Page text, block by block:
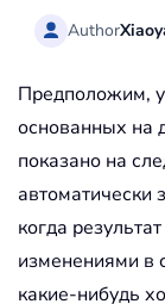
Author
Предположим,
основанных на
показано на
автоматически
когда
изменениями в
какие-нибудь